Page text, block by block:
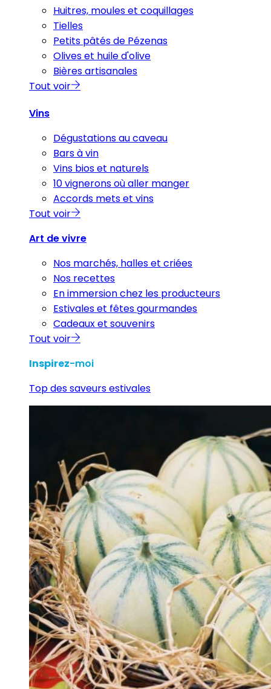
Huitres, moules et coquillages
Tielles
Petits pâtés de Pézenas
Olives et huile d'olive
Bières artisanales
Tout voir
Vins
Dégustations au caveau
Bars à vin
Vins bios et naturels
10 vignerons où aller manger
Accords mets et vins
Tout voir
Art de vivre
Nos marchés, halles et criées
Nos recettes
En immersion chez les producteurs
Estivales et fêtes gourmandes
Cadeaux et souvenirs
Tout voir
Inspirez-moi
Top des saveurs estivales